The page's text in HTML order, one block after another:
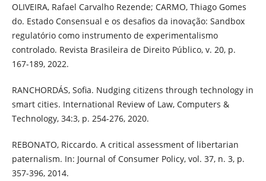
OLIVEIRA, Rafael Carvalho Rezende; CARMO, Thiago Gomes
do. Estado Consensual e os desafios da inovação: Sandbox
regulatório como instrumento de experimentalismo
controlado. Revista Brasileira de Direito Público, v. 20, p.
167-189, 2022.
RANCHORDÁS, Sofia. Nudging citizens through technology in
smart cities. International Review of Law, Computers &
Technology, 34:3, p. 254-276, 2020.
REBONATO, Riccardo. A critical assessment of libertarian
paternalism. In: Journal of Consumer Policy, vol. 37, n. 3, p.
357-396, 2014.